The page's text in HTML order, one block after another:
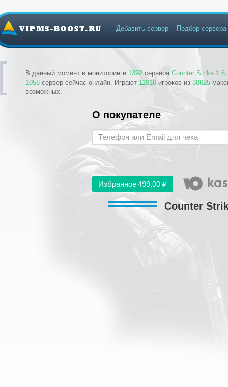
В данный момент в мониторинге 1392 сервера Counter Strike 1.6
1058 сервер сейчас онлайн. Играют 11016 игроков из 30625
возможных.
Добавить сервер Подбор сервера
О покупателе
Избранное499,00 ₽
Counter